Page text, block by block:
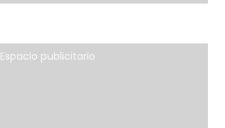
Espacio publicitario